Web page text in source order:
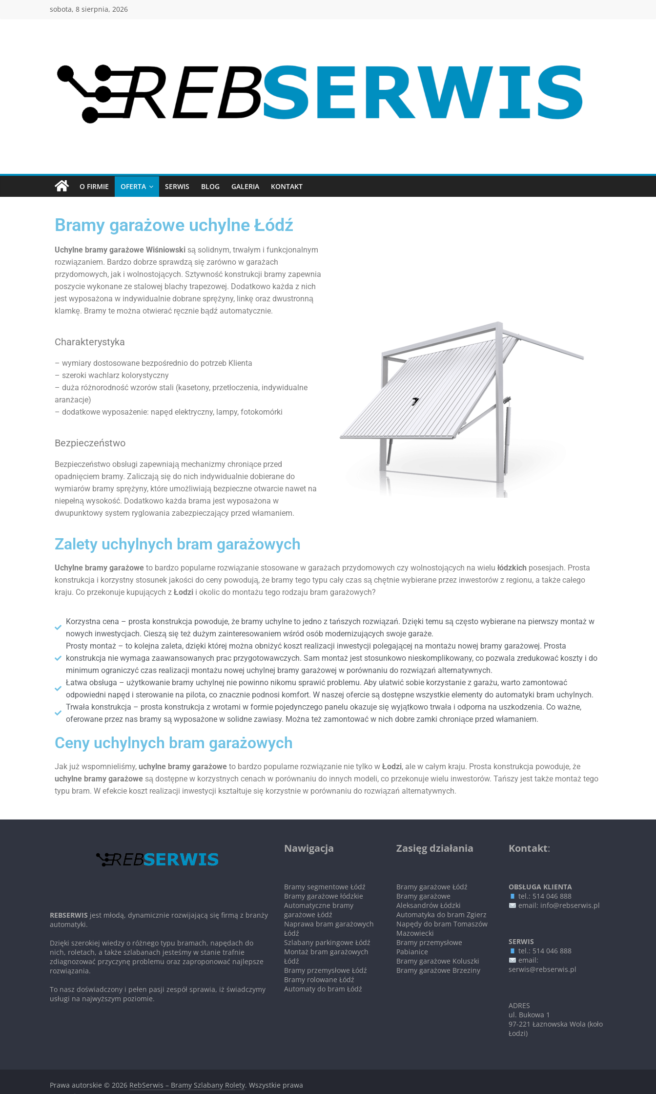
sobota, 8 sierpnia, 2026
O FIRMIE OFERTA SERWIS BLOG GALERIA KONTAKT
Bramy garażowe uchylne Łódź
Uchylne bramy garażowe Wiśniowski są solidnym, trwałym i funkcjonalnym
rozwiązaniem. Bardzo dobrze sprawdzą się zarówno w garażach
przydomowych, jak i wolnostojących. Sztywność konstrukcji bramy zapewnia
poszycie wykonane ze stalowej blachy trapezowej. Dodatkowo każda z nich
jest wyposażona w indywidualnie dobrane sprężyny, linkę oraz dwustronną
klamkę. Bramy te można otwierać ręcznie bądź automatycznie.
Charakterystyka
– wymiary dostosowane bezpośrednio do potrzeb Klienta
– szeroki wachlarz kolorystyczny
– duża różnorodność wzorów stali (kasetony, przetłoczenia, indywidualne
aranżacje)
– dodatkowe wyposażenie: napęd elektryczny, lampy, fotokomórki
Bezpieczeństwo
Bezpieczeństwo obsługi zapewniają mechanizmy chroniące przed
opadnięciem bramy. Zaliczają się do nich indywidualnie dobierane do
wymiarów bramy sprężyny, które umożliwiają bezpieczne otwarcie nawet na
niepełną wysokość. Dodatkowo każda brama jest wyposażona w
dwupunktowy system ryglowania zabezpieczający przed włamaniem.
Zalety uchylnych bram garażowych
Uchylne bramy garażowe to bardzo popularne rozwiązanie stosowane w garażach przydomowych czy wolnostojących na wielu łódzkich posesjach. Prosta
konstrukcja i korzystny stosunek jakości do ceny powodują, że bramy tego typu cały czas są chętnie wybierane przez inwestorów z regionu, a także całego
kraju. Co przekonuje kupujących z Łodzi i okolic do montażu tego rodzaju bram garażowych?
Korzystna cena – prosta konstrukcja powoduje, że bramy uchylne to jedno z tańszych rozwiązań. Dzięki temu są często wybierane na pierwszy montaż w
nowych inwestycjach. Cieszą się też dużym zainteresowaniem wśród osób modernizujących swoje garaże.
Prosty montaż – to kolejna zaleta, dzięki której można obniżyć koszt realizacji inwestycji polegającej na montażu nowej bramy garażowej. Prosta
konstrukcja nie wymaga zaawansowanych prac przygotowawczych. Sam montaż jest stosunkowo nieskomplikowany, co pozwala zredukować koszty i do
minimum ograniczyć czas realizacji montażu nowej uchylnej bramy garażowej w porównaniu do rozwiązań alternatywnych.
Łatwa obsługa – użytkowanie bramy uchylnej nie powinno nikomu sprawić problemu. Aby ułatwić sobie korzystanie z garażu, warto zamontować
odpowiedni napęd i sterowanie na pilota, co znacznie podnosi komfort. W naszej ofercie są dostępne wszystkie elementy do automatyki bram uchylnych.
Trwała konstrukcja – prosta konstrukcja z wrotami w formie pojedynczego panelu okazuje się wyjątkowo trwała i odporna na uszkodzenia. Co ważne,
oferowane przez nas bramy są wyposażone w solidne zawiasy. Można też zamontować w nich dobre zamki chroniące przed włamaniem.
Ceny uchylnych bram garażowych
Jak już wspomnieliśmy, uchylne bramy garażowe to bardzo popularne rozwiązanie nie tylko w Łodzi, ale w całym kraju. Prosta konstrukcja powoduje, że
uchylne bramy garażowe są dostępne w korzystnych cenach w porównaniu do innych modeli, co przekonuje wielu inwestorów. Tańszy jest także montaż tego
typu bram. W efekcie koszt realizacji inwestycji kształtuje się korzystnie w porównaniu do rozwiązań alternatywnych.
REBSERWIS jest młodą, dynamicznie rozwijającą się firmą z branży
automatyki.
Dzięki szerokiej wiedzy o różnego typu bramach, napędach do
nich, roletach, a także szlabanach jesteśmy w stanie trafnie
zdiagnozować przyczynę problemu oraz zaproponować najlepsze
rozwiązania.
To nasz doświadczony i pełen pasji zespół sprawia, iż świadczymy
usługi na najwyższym poziomie.
Nawigacja
Bramy segmentowe Łódź
Bramy garażowe łódzkie
Automatyczne bramy
garażowe Łódź
Naprawa bram garażowych
Łódź
Szlabany parkingowe Łódź
Montaż bram garażowych
Łódź
Bramy przemysłowe Łódź
Bramy rolowane Łódź
Automaty do bram Łódź
Zasięg działania
Bramy garażowe Łódź
Bramy garażowe
Aleksandrów Łódzki
Automatyka do bram Zgierz
Napędy do bram Tomaszów
Mazowiecki
Bramy przemysłowe
Pabianice
Bramy garażowe Koluszki
Bramy garażowe Brzeziny
Kontakt:
OBSŁUGA KLIENTA
tel.: 514 046 888
email: info@rebserwis.pl
SERWIS
tel.: 514 046 888
email:
serwis@rebserwis.pl
ADRES
ul. Bukowa 1
97-221 Łaznowska Wola (koło
Łodzi)
Prawa autorskie © 2026 RebSerwis – Bramy Szlabany Rolety. Wszystkie prawa